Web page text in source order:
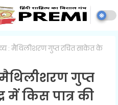
: मैथिलीशरण गुप्त रचित साकेत के
गुप्त
किस पात्र की